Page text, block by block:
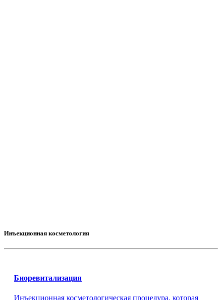
Инъекционная косметология
Биоревитализация
Инъекционная косметологическая процедура, которая